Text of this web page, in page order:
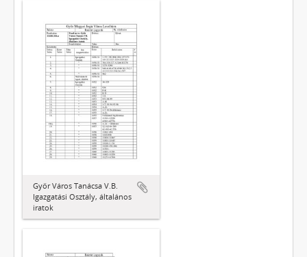
Győr Város Tanácsa V.B.
Igazgatási Osztály, általános
iratok